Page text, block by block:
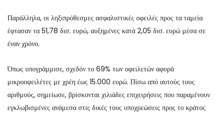
Παράλληλα, οι ληξιπρόθεσμες ασφαλιστικές οφειλές προς τα ταμεία
έφτασαν τα 51,78 δισ. ευρώ, αυξημένες κατά 2,05 δισ. ευρώ μέσα σε
έναν χρόνο.
Όπως υπογράμμισε, σχεδόν το 69% των οφειλετών αφορά
μικροοφειλέτες με χρέη έως 15.000 ευρώ. Πίσω από αυτούς τους
αριθμούς, σημείωσε, βρίσκονται χιλιάδες επιχειρήσεις που παραμένουν
εγκλωβισμένες ανάμεσα στις δικές τους υποχρεώσεις προς το κράτος